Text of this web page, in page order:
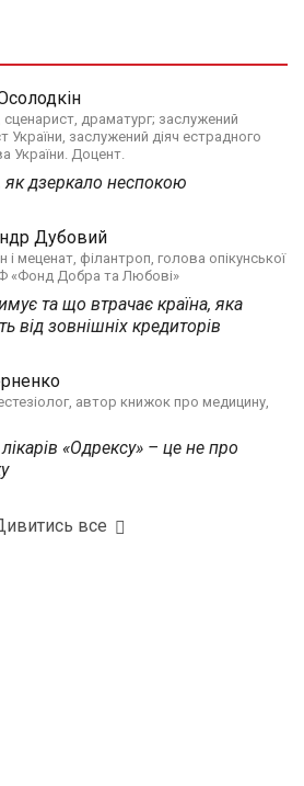
драматург; заслужений
України, заслужений діяч естрадного
України. Доцент.
як дзеркало неспокою
Дубовий
і меценат, філантроп, голова опікунської
«Фонд Добра та Любові»
та що втрачає країна, яка
від зовнішніх кредиторів
автор книжок про медицину,
«Одрексу» – це не про
все